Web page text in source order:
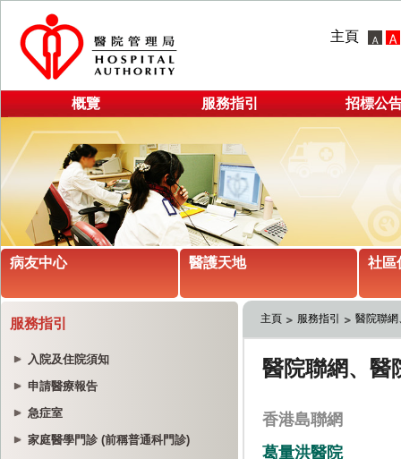
主頁
概覽 服務指引 招標公
病友中心 醫護天地 社區
服務指引
入院及住院須知
申請醫療報告
急症室
家庭醫學門診 (前稱普通科門診)
主頁 服務指引 醫院聯網